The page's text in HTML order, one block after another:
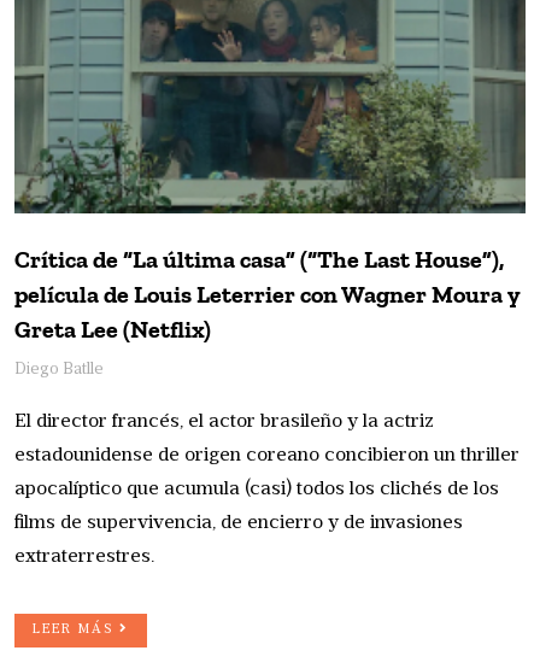
Crítica de “La última casa” (“The Last House”),
película de Louis Leterrier con Wagner Moura y
Greta Lee (Netflix)
Diego Batlle
El director francés, el actor brasileño y la actriz
estadounidense de origen coreano concibieron un thriller
apocalíptico que acumula (casi) todos los clichés de los
films de supervivencia, de encierro y de invasiones
extraterrestres.
LEER MÁS